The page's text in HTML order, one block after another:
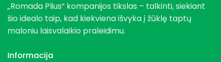
„Romada Plius“ kompanijos tikslas – talkinti, siekiant
šio idealo taip, kad kiekviena išvyka į žūklę taptų
maloniu laisvalaikio praleidimu.
Informacija